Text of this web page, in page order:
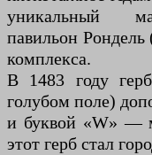
уникальный
павильон
комплекса.
В 1483 году
голубом поле)
и буквой «W» —
этот герб стал